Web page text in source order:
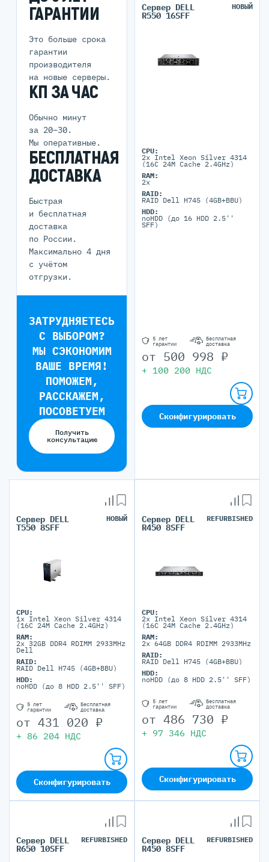
ГАРАНТИИ
Это больше срока
гарантии
производителя
на новые серверы.
КП ЗА ЧАС
Обычно минут
за 20–30.
Мы оперативные.
БЕСПЛАТНАЯ
ДОСТАВКА
Быстрая
и бесплатная
доставка
по России.
Максимально 4 дня
с учётом
отгрузки.
ЗАТРУДНЯЕТЕСЬ
С ВЫБОРОМ?
МЫ СЭКОНОМИМ
ВАШЕ ВРЕМЯ!
ПОМОЖЕМ,
РАССКАЖЕМ,
ПОСОВЕТУЕМ
Получить
консультацию
Сервер DELL
R550 16SFF
НОВЫЙ
CPU:
2x Intel Xeon Silver 4314
(16C 24M Cache 2.4GHz)
RAM:
2x
RAID:
RAID Dell H745 (4GB+BBU)
HDD:
noHDD (до 16 HDD 2.5''
SFF)
5 лет
гарантии
Бесплатная
доставка
от 500 998 ₽
+ 100 200 НДС
Сконфигурировать
Сервер DELL
T550 8SFF
НОВЫЙ
CPU:
1x Intel Xeon Silver 4314
(16C 24M Cache 2.4GHz)
RAM:
2x 32GB DDR4 RDIMM 2933MHz
Dell
RAID:
RAID Dell H745 (4GB+BBU)
HDD:
noHDD (до 8 HDD 2.5'' SFF)
5 лет
гарантии
Бесплатная
доставка
от 431 020 ₽
+ 86 204 НДС
Сконфигурировать
Сервер DELL
R450 8SFF
REFURBISHED
CPU:
2x Intel Xeon Silver 4314
(16C 24M Cache 2.4GHz)
RAM:
2x 64GB DDR4 RDIMM 2933MHz
RAID:
RAID Dell H745 (4GB+BBU)
HDD:
noHDD (до 8 HDD 2.5'' SFF)
5 лет
гарантии
Бесплатная
доставка
от 486 730 ₽
+ 97 346 НДС
Сконфигурировать
Сервер DELL
R650 10SFF
REFURBISHED Сервер DELL
R450 8SFF
REFURBISHED